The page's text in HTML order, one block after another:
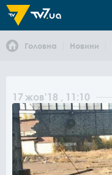
Головна Новини
17 жов'18 , 11:10